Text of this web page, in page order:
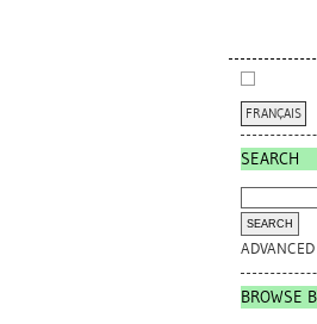
FRANÇAIS
SEARCH
BROWSE